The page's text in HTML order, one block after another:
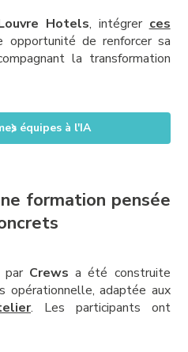
Hotels, intégrer ces
opportunité de renforcer sa
la transformation
équipes à l'IA
formation pensée
par Crews a été construite
opérationnelle, adaptée aux
. Les participants ont